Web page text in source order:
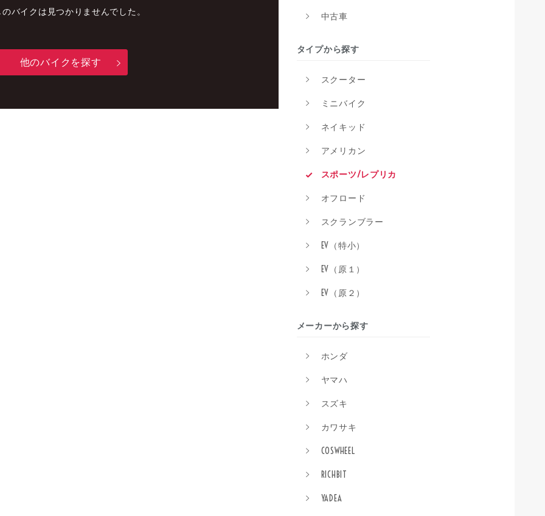
バイクは見つかりませんでした。
他のバイクを探す
中古車
タイプから探す
スクーター
ミニバイク
ネイキッド
アメリカン
スポーツ/レプリカ
オフロード
スクランブラー
EV（特小）
EV（原１）
EV（原２）
メーカーから探す
ホンダ
ヤマハ
スズキ
カワサキ
COSWHEEL
RICHBIT
YADEA